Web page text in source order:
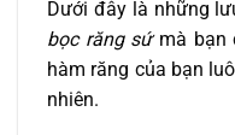
Dưới đây là những
bọc răng sứmà bạn
hàm răng của bạn
nhiên.